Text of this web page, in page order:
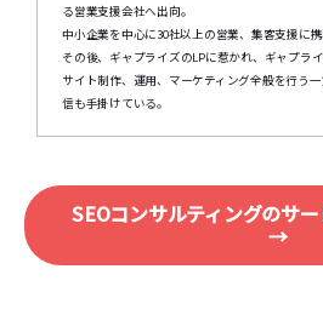
る営業支援会社へ出向。
中小企業を中心に30社以上の営業、集客支援に携
その後、ギャプライズのLPに惹かれ、ギャプライ
サイト制作、運用、マーケティング全般を行う
信も手掛けている。
SEOコンサルティングのサ
→